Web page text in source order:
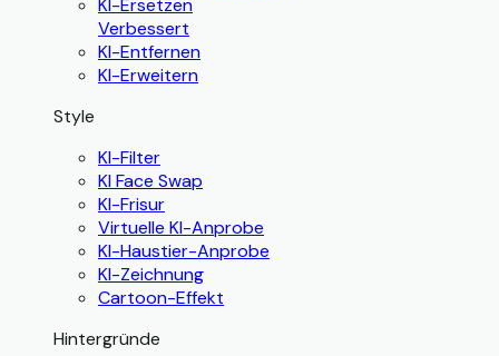
KI-Ersetzen
Verbessert
KI-Entfernen
KI-Erweitern
Style
KI-Filter
KI Face Swap
KI-Frisur
Virtuelle KI-Anprobe
KI-Haustier-Anprobe
KI-Zeichnung
Cartoon-Effekt
Hintergründe